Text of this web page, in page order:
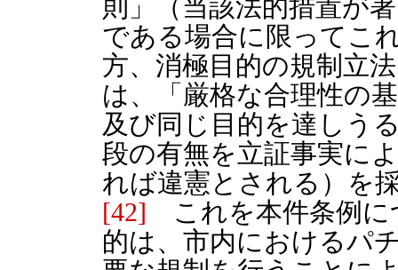
則」（当該法的措置が
である場合に限ってこ
方、消極目的の規制立
は、「厳格な合理性の
及び同じ目的を達しう
段の有無を立証事実に
れば違憲とされる）を
[42] これを本件条例に
的は、市内におけるパ